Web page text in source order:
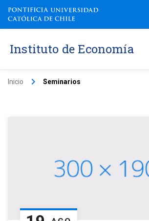
Instituto de Economía
Inicio keyboard_arrow_right Seminarios